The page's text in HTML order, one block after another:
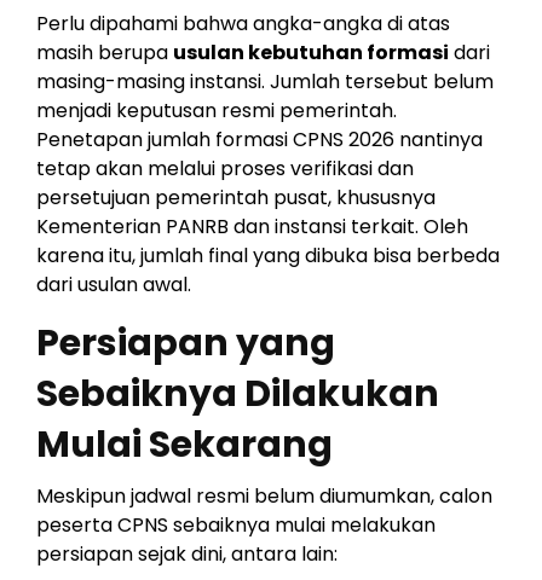
Perlu dipahami bahwa angka-angka di atas
masih berupa usulan kebutuhan formasi dari
masing-masing instansi. Jumlah tersebut belum
menjadi keputusan resmi pemerintah.
Penetapan jumlah formasi CPNS 2026 nantinya
tetap akan melalui proses verifikasi dan
persetujuan pemerintah pusat, khususnya
Kementerian PANRB dan instansi terkait. Oleh
karena itu, jumlah final yang dibuka bisa berbeda
dari usulan awal.
Persiapan yang
Sebaiknya Dilakukan
Mulai Sekarang
Meskipun jadwal resmi belum diumumkan, calon
peserta CPNS sebaiknya mulai melakukan
persiapan sejak dini, antara lain: